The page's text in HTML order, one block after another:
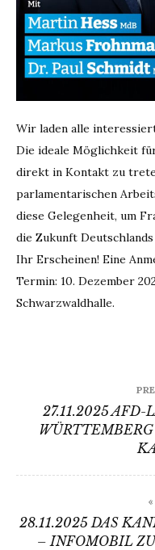
Wir laden alle
Die ideale Möglichkeit
direkt in Kontakt zu
parlamentarischen
diese Gelegenheit, um
die Zukunft
Ihr Erscheinen! Eine
Termin: 10. Dezember
Schwarzwaldhalle.
27.11.2025 AFD-
28.11.2025 DAS
– INFOMOBIL